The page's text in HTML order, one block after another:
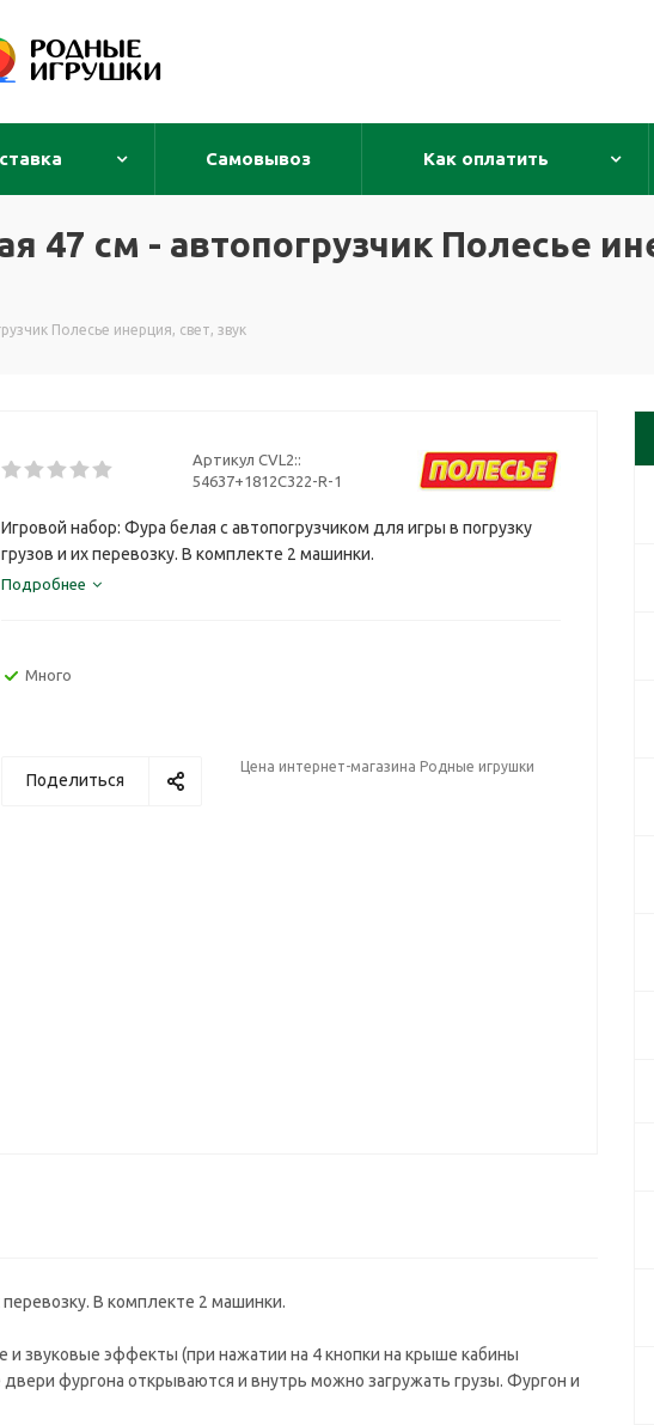
Самовывоз Как оплатить
47 см - автопогрузчик Полесье
Полесье инерция, свет, звук
Артикул CVL2::
54637+1812C322-R-1
Игровой набор: Фура белая с автопогрузчиком для игры в погрузку
грузов и их перевозку. В комплекте 2 машинки.
Подробнее
Много
Поделиться
Цена интернет-магазина Родные игрушки
перевозку. В комплекте 2 машинки.
звуковые эффекты (при нажатии на 4 кнопки на крыше кабины
фургона открываются и внутрь можно загружать грузы. Фургон и